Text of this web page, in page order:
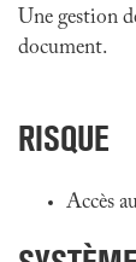
Une gestion
document.
RISQUE
Accès